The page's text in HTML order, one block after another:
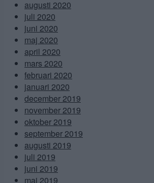
augusti 2020
juli 2020
juni 2020
maj 2020
april 2020
mars 2020
februari 2020
januari 2020
december 2019
november 2019
oktober 2019
september 2019
augusti 2019
juli 2019
juni 2019
maj 2019